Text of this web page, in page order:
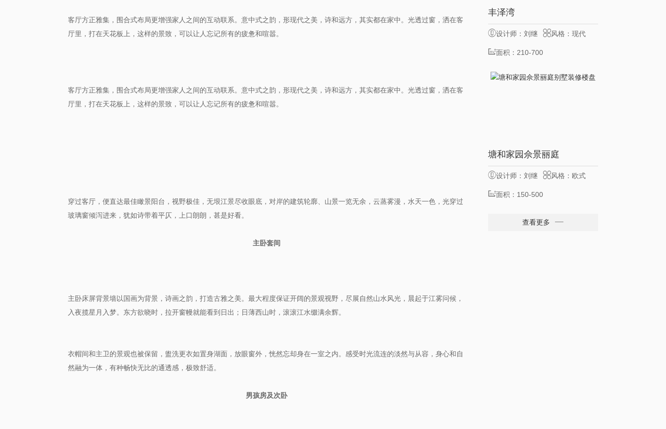
客厅方正雅集，围合式布局更增强家人 之间的互动联系。 意中式之韵 ， 形现代之美 ， 诗和远方 ，其实都在家中 。光透过窗，洒在客
厅里， 打在天花板上， 这样的景致，可以让人忘记所有的疲惫和喧嚣。
客厅方正雅集，围合式布局更增强家人 之间的互动联系。 意中式之韵 ， 形现代之美 ， 诗和远方 ，其实都在家中 。光透过窗，洒在客
厅里， 打在天花板上， 这样的景致，可以让人忘记所有的疲惫和喧嚣。
穿过客厅，便直达最佳瞰景阳台，视野极佳，无垠江景尽收眼底，对岸的建筑轮廓、山景一览无余， 云蒸雾漫 ，水天一色， 光穿过
玻璃窗倾泻进来 ，犹如诗带着平仄，上口朗朗 ，甚是好看。
主卧套间
主卧床屏背景墙以国画为背景，诗画之韵，打造古雅之美。 最大程度保证开阔的景观视野， 尽展自然山水风光 ，晨起于江雾问候，
入夜揽星月入梦。东方欲晓时，拉开窗幔就能看到日出；日薄西山时，滚滚江水缀满余辉。
衣帽间和主卫的景观也被保留，盥洗更衣如置身湖面，放眼窗外，恍然忘却身在一室之内。感受时光流连的淡然与从容 ， 身心和自
然融为一体，有种畅快无比的通透感， 极致舒适。
男孩房及次卧
丰泽湾
设计师：刘继
业
风格：现代
面积：210-700
㎡
服务客户
塘和家园佘景丽庭
设计师：刘继
业
风格：欧式
面积：150-500
查看更多